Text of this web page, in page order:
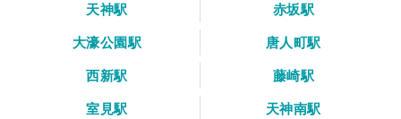
天神駅
赤坂駅
大濠公園駅
唐人町駅
西新駅
藤崎駅
室見駅
天神南駅